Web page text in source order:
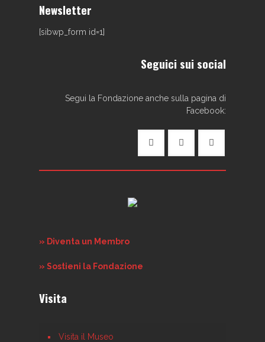
Newsletter
[sibwp_form id=1]
Seguici sui social
Segui la Fondazione anche sulla pagina di
Facebook:
» Diventa un Membro
» Sostieni la Fondazione
Visita
Visita il Museo